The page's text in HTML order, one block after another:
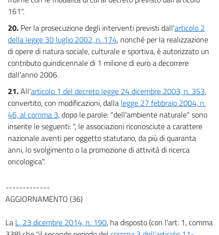
161".
20. Per la prosecuzione degli interventi previsti dall'articolo 2
della legge 30 luglio 2002, n. 174, nonché per la realizzazione
di opere di natura sociale, culturale e sportiva, è autorizzato un
contributo quindicennale di 1 milione di euro a decorrere
dall'anno 2006.
21.All'articolo 1 del decreto legge 24 dicembre 2003, n. 353,
convertito, con modificazioni, dalla legge 27 febbraio 2004, n.
46, al comma 3, dopo le parole: "dell'ambiente naturale" sono
inserite le seguenti: ", le associazioni riconosciute a carattere
nazionale aventi per oggetto statutario, da più di quaranta
anni, lo svolgimento o la promozione di attività di ricerca
oncologica".
-------------
AGGIORNAMENTO (36)
La L. 23 dicembre 2014, n. 190, ha disposto (con l'art. 1, comma